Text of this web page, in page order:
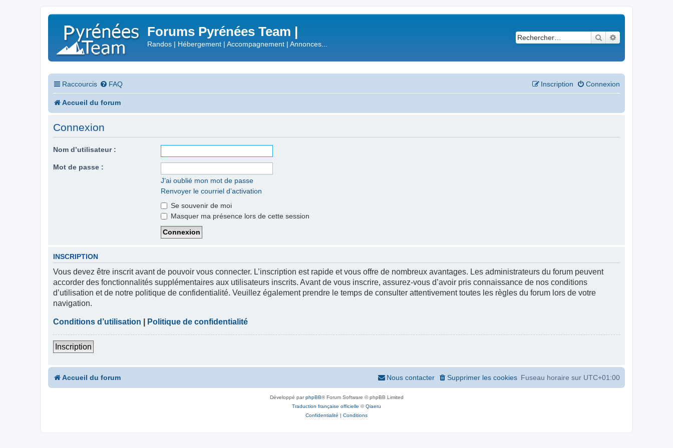
Forums Pyrénées Team |
Randos | Hébergement | Accompagnement | Annonces...
Rechercher
Raccourcis FAQ Connexion
Inscription
Accueil du forum
Connexion
Nom d’utilisateur :
Mot de passe :
J’ai oublié mon mot de passe
Renvoyer le courriel d’activation
Se souvenir de moi
Masquer ma présence lors de cette session
INSCRIPTION
Vous devez être inscrit avant de pouvoir vous connecter. L’inscription est rapide et vous offre de nombreux avantages. Les administrateurs du forum peuvent
accorder des fonctionnalités supplémentaires aux utilisateurs inscrits. Avant de vous inscrire, assurez-vous d’avoir pris connaissance de nos conditions
d’utilisation et de notre politique de confidentialité. Veuillez également prendre le temps de consulter attentivement toutes les règles du forum lors de votre
navigation.
Conditions d’utilisation Politique de confidentialité
Inscription
Accueil du forum Fuseau horaire sur UTC+01:00
Supprimer les cookies
Nous contacter
Développé parphpBB® Forum Software © phpBB Limited
Traduction française officielle ©Qiaeru
Confidentialité | Conditions